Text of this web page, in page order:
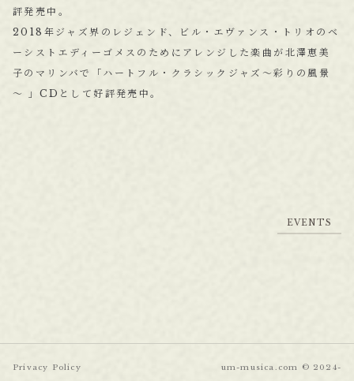
評発売中。
2018年ジャズ界のレジェンド、ビル・エヴァンス・トリオのベ
ーシストエディーゴメスのためにアレンジした楽曲が北澤恵美
子のマリンバで「ハートフル・クラシックジャズ～彩りの風景
～ 」CDとして好評発売中。
EVEN TS
EVENTS
Privacy Policy um-musica.com © 2024-